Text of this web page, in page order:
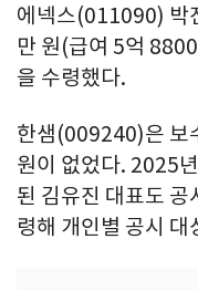
에넥스(011090) 박
만 원(급여 5억
을 수령했다.
한샘(009240)은 보
원이 없었다. 2025
된 김유진 대표도 공
령해 개인별 공시